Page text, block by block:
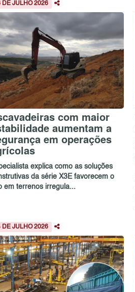
DE JULHO 2026
com maior
aumentam a
em operações
explica como as soluções
da série X3E favorecem o
em terrenos irregula...
DE JULHO 2026